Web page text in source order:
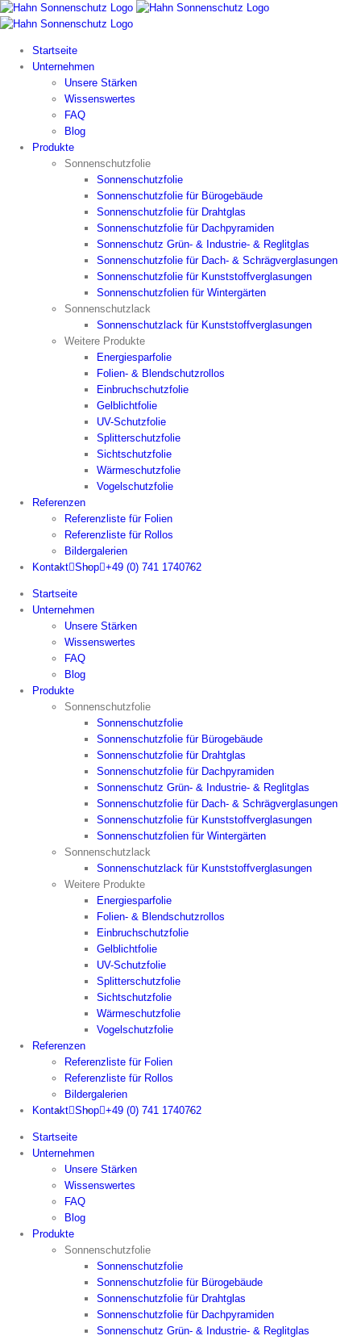
Zum
Inhalt
Startseite
Unternehmen
Unsere Stärken
Wissenswertes
FAQ
Blog
Produkte
Sonnenschutzfolie
Sonnenschutzfolie
Sonnenschutzfolie für Bürogebäude
Sonnenschutzfolie für Drahtglas
Sonnenschutzfolie für Dachpyramiden
Sonnenschutz Grün- & Industrie- & Reglitglas
Sonnenschutzfolie für Dach- & Schrägverglasungen
Sonnenschutzfolie für Kunststoffverglasungen
Sonnenschutzfolien für Wintergärten
Sonnenschutzlack
Sonnenschutzlack für Kunststoffverglasungen
Weitere Produkte
Energiesparfolie
Folien- & Blendschutzrollos
Einbruchschutzfolie
Gelblichtfolie
UV-Schutzfolie
Splitterschutzfolie
Sichtschutzfolie
Wärmeschutzfolie
Vogelschutzfolie
Referenzen
Referenzliste für Folien
Referenzliste für Rollos
Bildergalerien
Kontakt Shop +49 (0) 741 1740762
Startseite
Unternehmen
Unsere Stärken
Wissenswertes
FAQ
Blog
Produkte
Sonnenschutzfolie
Sonnenschutzfolie
Sonnenschutzfolie für Bürogebäude
Sonnenschutzfolie für Drahtglas
Sonnenschutzfolie für Dachpyramiden
Sonnenschutz Grün- & Industrie- & Reglitglas
Sonnenschutzfolie für Dach- & Schrägverglasungen
Sonnenschutzfolie für Kunststoffverglasungen
Sonnenschutzfolien für Wintergärten
Sonnenschutzlack
Sonnenschutzlack für Kunststoffverglasungen
Weitere Produkte
Energiesparfolie
Folien- & Blendschutzrollos
Einbruchschutzfolie
Gelblichtfolie
UV-Schutzfolie
Splitterschutzfolie
Sichtschutzfolie
Wärmeschutzfolie
Vogelschutzfolie
Referenzen
Referenzliste für Folien
Referenzliste für Rollos
Bildergalerien
Kontakt Shop +49 (0) 741 1740762
Startseite
Unternehmen
Unsere Stärken
Wissenswertes
FAQ
Blog
Produkte
Sonnenschutzfolie
Sonnenschutzfolie
Sonnenschutzfolie für Bürogebäude
Sonnenschutzfolie für Drahtglas
Sonnenschutzfolie für Dachpyramiden
Sonnenschutz Grün- & Industrie- & Reglitglas